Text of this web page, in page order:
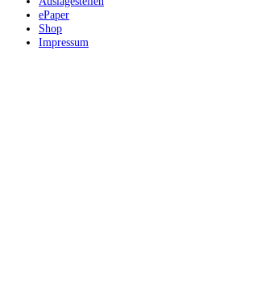
ePaper
Shop
Impressum